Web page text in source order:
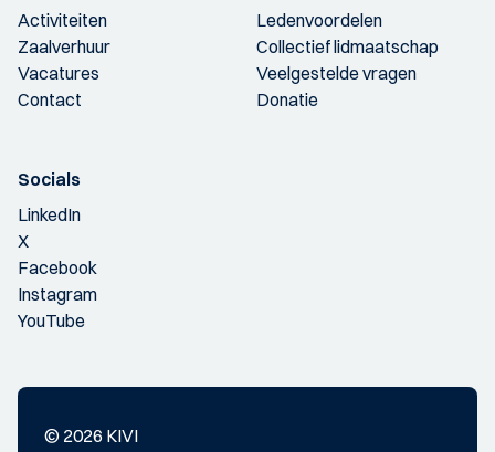
Activiteiten
Zaalverhuur
Vacatures
Contact
Ledenvoordelen
Collectief lidmaatschap
Veelgestelde vragen
Donatie
Socials
LinkedIn
X
Facebook
Instagram
YouTube
© 2026 KIVI